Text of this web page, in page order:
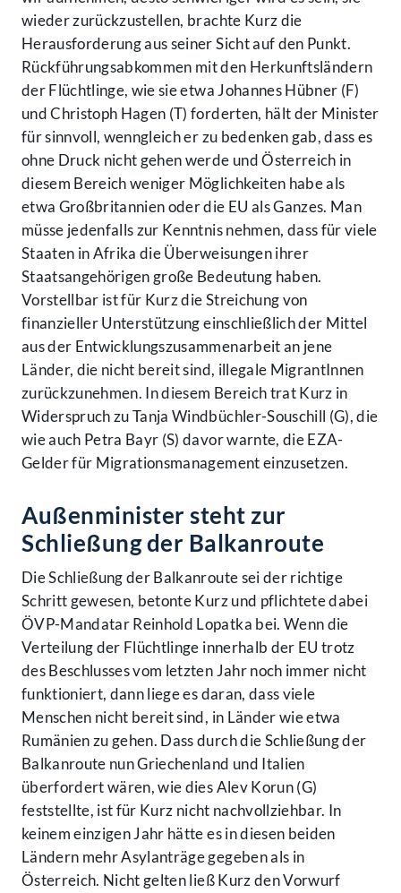
wieder zurückzustellen, brachte Kurz die
Herausforderung aus seiner Sicht auf den Punkt.
Rückführungsabkommen mit den Herkunftsländern
der Flüchtlinge, wie sie etwa Johannes Hübner (F)
und Christoph Hagen (T) forderten, hält der Minister
für sinnvoll, wenngleich er zu bedenken gab, dass es
ohne Druck nicht gehen werde und Österreich in
diesem Bereich weniger Möglichkeiten habe als
etwa Großbritannien oder die EU als Ganzes. Man
müsse jedenfalls zur Kenntnis nehmen, dass für viele
Staaten in Afrika die Überweisungen ihrer
Staatsangehörigen große Bedeutung haben.
Vorstellbar ist für Kurz die Streichung von
finanzieller Unterstützung einschließlich der Mittel
aus der Entwicklungszusammenarbeit an jene
Länder, die nicht bereit sind, illegale MigrantInnen
zurückzunehmen. In diesem Bereich trat Kurz in
Widerspruch zu Tanja Windbüchler-Souschill (G), die
wie auch Petra Bayr (S) davor warnte, die EZA-
Gelder für Migrationsmanagement einzusetzen.
Außenminister steht zur
Schließung der Balkanroute
Die Schließung der Balkanroute sei der richtige
Schritt gewesen, betonte Kurz und pflichtete dabei
ÖVP-Mandatar Reinhold Lopatka bei. Wenn die
Verteilung der Flüchtlinge innerhalb der EU trotz
des Beschlusses vom letzten Jahr noch immer nicht
funktioniert, dann liege es daran, dass viele
Menschen nicht bereit sind, in Länder wie etwa
Rumänien zu gehen. Dass durch die Schließung der
Balkanroute nun Griechenland und Italien
überfordert wären, wie dies Alev Korun (G)
feststellte, ist für Kurz nicht nachvollziehbar. In
keinem einzigen Jahr hätte es in diesen beiden
Ländern mehr Asylanträge gegeben als in
Österreich. Nicht gelten ließ Kurz den Vorwurf